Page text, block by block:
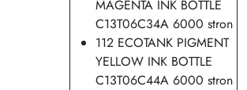
MAGENTA INK BOTTLE
C13T06C34A 6000 stron
112 ECOTANK PIGMENT
YELLOW INK BOTTLE
C13T06C44A 6000 stron